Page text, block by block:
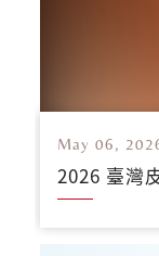
May 06,
2026 臺灣